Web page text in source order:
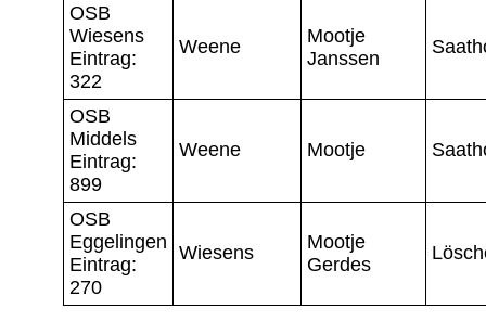
OSB
Wiesens
Eintrag:
322
Weene
Mootje
Janssen
OSB
Middels
Eintrag:
899
Weene Mootje
OSB
Eggelingen
Eintrag:
270
Wiesens
Mootje
Gerdes